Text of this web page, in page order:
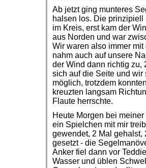
Ab jetzt ging munteres
halsen los. Die
im Kreis, erst kam der
aus Norden und war
Wir waren also immer
nahm auch auf unsere
der Wind dann richtig zu,
sich auf die Seite und
möglich, trotzdem
kreuzten langsam
Flaute herrschte.
Heute Morgen bei
ein Spielchen mit mir
gewendet, 2 Mal
gesetzt - die
Anker fiel dann vor
Wasser und üblen